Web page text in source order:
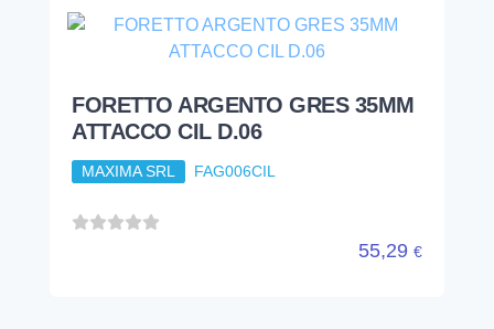
FORETTO ARGENTO GRES 35MM
ATTACCO CIL D.06
MAXIMA SRL FAG006CIL
55,29 €